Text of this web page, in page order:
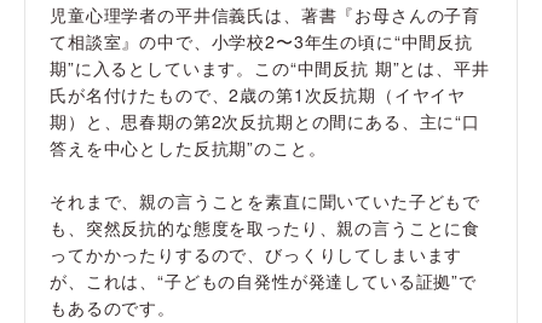
児童心理学者の平井信義氏は、著書『お母さんの子育
て相談室』の中で、小学校2〜3年生の頃に“中間反抗
期”に入るとしています。この“中間反抗 期”とは、平井
氏が名付けたもので、2歳の第1次反抗期（イヤイヤ
期）と、思春期の第2次反抗期との間にある、主に“口
答えを中心とした反抗期”のこと。
それまで、親の言うことを素直に聞いていた子どもで
も、突然反抗的な態度を取ったり、親の言うことに食
ってかかったりするので、びっくりしてしまいます
が、これは、“子どもの自発性が発達している証拠”で
もあるのです。